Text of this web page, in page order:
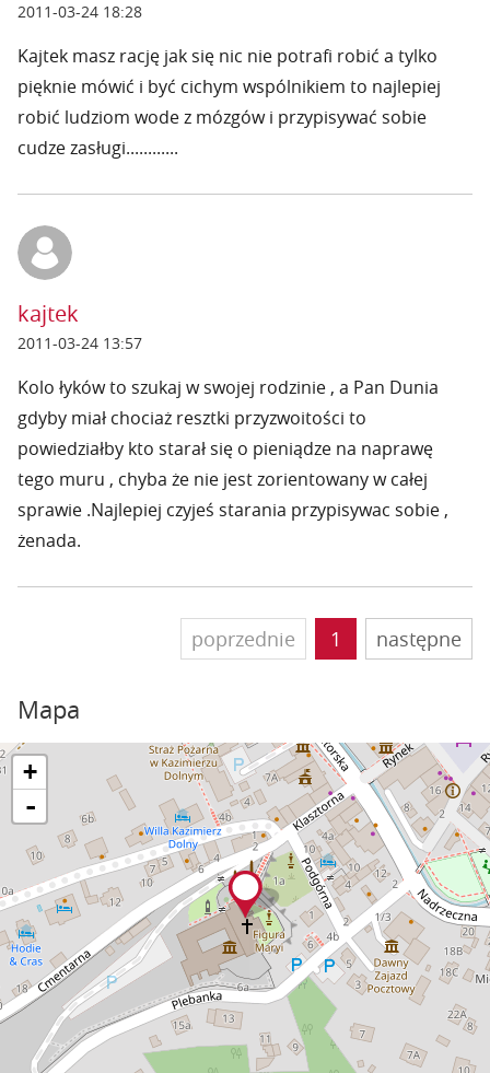
2011-03-24 18:28
Kajtek masz rację jak się nic nie potrafi robić a tylko
pięknie mówić i być cichym wspólnikiem to najlepiej
robić ludziom wode z mózgów i przypisywać sobie
cudze zasługi............
kajtek
2011-03-24 13:57
Kolo łyków to szukaj w swojej rodzinie , a Pan Dunia
gdyby miał chociaż resztki przyzwoitości to
powiedziałby kto starał się o pieniądze na naprawę
tego muru , chyba że nie jest zorientowany w całej
sprawie .Najlepiej czyjeś starania przypisywac sobie ,
żenada.
poprzednie 1 następne
Mapa
+
-